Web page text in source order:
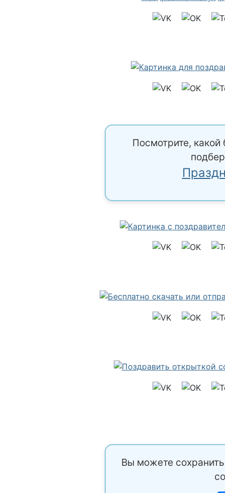
Посмотрите,
Вы можете